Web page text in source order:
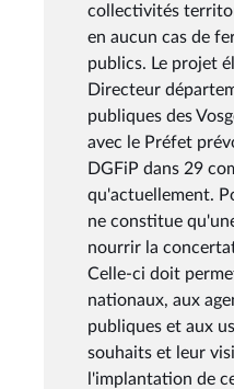
collectivités
en aucun cas de
publics. Le projet
Directeur
publiques des
avec le Préfet
DGFiP dans 29
qu'actuellement.
ne constitue
nourrir la
Celle-ci doit
nationaux, aux
publiques et aux
souhaits et leur
l'implantation de